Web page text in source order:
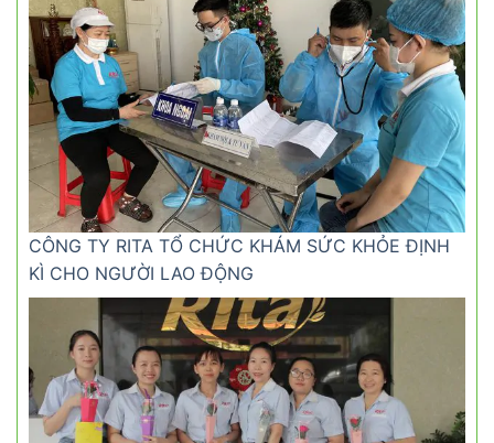
CÔNG TY RITA TỔ CHỨC KHÁM SỨC KHỎE ĐỊNH
KÌ CHO NGƯỜI LAO ĐỘNG